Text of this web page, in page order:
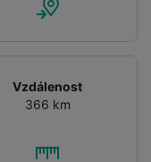
Vzdálenost
366 km